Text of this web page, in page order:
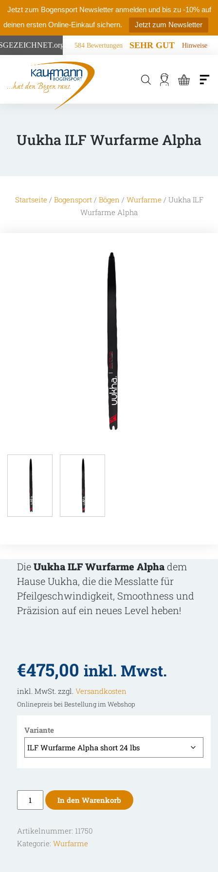
Jetzt zum Bogensport Newsletter anmelden und bis zu -10% auf
deinen ersten Online-Einkauf sichern.
Jetzt zum Newsletter
.org 584 Bewertungen SEHR GUT Hinweise
Products
search
Uukha ILF Wurfarme Alpha
Startseite / Bogensport/ Bögen / Wurfarme / Uukha ILF
Wurfarme Alpha
DieUukha ILF Wurfarme Alphadem
Hause Uukha, die die Messlatte für
Pfeilgeschwindigkeit, Smoothness und
Präzision auf ein neues Level heben!
€475,00 inkl. Mwst.
inkl. MwSt. zzgl. Versandkosten
Onlinepreis bei Bestellung im Webshop
Variante
Uukha
ILF
Alpha
Menge
In den Warenkorb
Artikelnummer: 11750
Kategorie: Wurfarme